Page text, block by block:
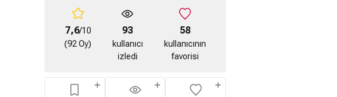
7,6/10
(92 Oy)
93
kullanıcı
izledi
58
kullanıcının
favorisi